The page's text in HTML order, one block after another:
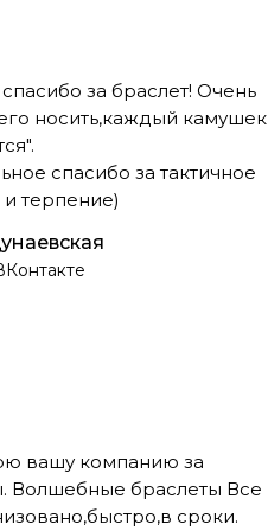
за браслет! Очень
носить,каждый камушек
спасибо за тактичное
терпение)
вашу компанию за
Волшебные браслеты Все
сроки.